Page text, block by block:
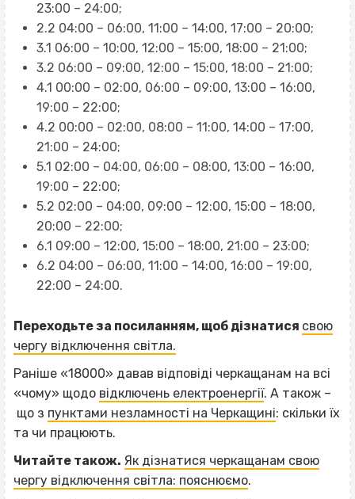
23:00 – 24:00;
2.2 04:00 – 06:00, 11:00 – 14:00, 17:00 – 20:00;
3.1 06:00 – 10:00, 12:00 – 15:00, 18:00 – 21:00;
3.2 06:00 – 09:00, 12:00 – 15:00, 18:00 – 21:00;
4.1 00:00 – 02:00, 06:00 – 09:00, 13:00 – 16:00,
19:00 – 22:00;
4.2 00:00 – 02:00, 08:00 – 11:00, 14:00 – 17:00,
21:00 – 24:00;
5.1 02:00 – 04:00, 06:00 – 08:00, 13:00 – 16:00,
19:00 – 22:00;
5.2 02:00 – 04:00, 09:00 – 12:00, 15:00 – 18:00,
20:00 – 22:00;
6.1 09:00 – 12:00, 15:00 – 18:00, 21:00 – 23:00;
6.2 04:00 – 06:00, 11:00 – 14:00, 16:00 – 19:00,
22:00 – 24:00.
Переходьте за посиланням, щоб дізнатися свою
чергу відключення світла.
Раніше «18000» давав відповіді черкащанам на всі
«чому» щодо відключень електроенергії. А також –
що з пунктами незламності на Черкащині: скільки їх
та чи працюють.
Читайте також. Як дізнатися черкащанам свою
чергу відключення світла: пояснюємо.